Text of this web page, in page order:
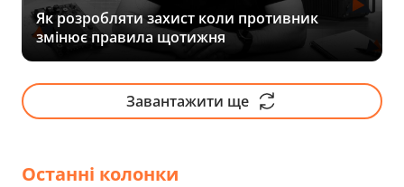
Як розробляти захист коли противник
змінює правила щотижня
Завантажити ще
Останні колонки